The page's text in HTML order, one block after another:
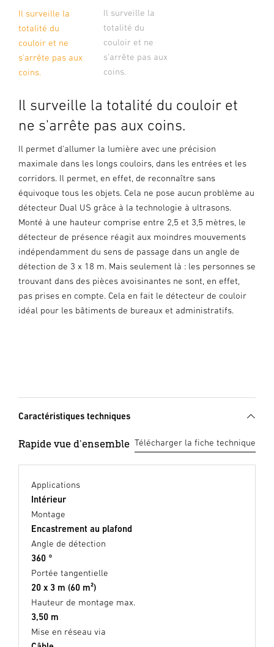
Il surveille la
totalité du
couloir et ne
s'arrête pas aux
coins.
Il surveille la
totalité du
couloir et ne
s'arrête pas aux
coins.
Il surveille la totalité du couloir et
ne s'arrête pas aux coins.
Il permet d'allumer la lumière avec une précision
maximale dans les longs couloirs, dans les entrées et les
corridors. Il permet, en effet, de reconnaître sans
équivoque tous les objets. Cela ne pose aucun problème au
détecteur Dual US grâce à la technologie à ultrasons.
Monté à une hauteur comprise entre 2,5 et 3,5 mètres, le
détecteur de présence réagit aux moindres mouvements
indépendamment du sens de passage dans un angle de
détection de 3 x 18 m. Mais seulement là : les personnes se
trouvant dans des pièces avoisinantes ne sont, en effet,
pas prises en compte. Cela en fait le détecteur de couloir
idéal pour les bâtiments de bureaux et administratifs.
Caractéristiques techniques
Rapide vue d'ensemble Télécharger la fiche technique
Applications
Intérieur
Montage
Encastrement au plafond
Angle de détection
360 °
Portée tangentielle
20 x 3 m (60 m²)
Hauteur de montage max.
3,50 m
Mise en réseau via